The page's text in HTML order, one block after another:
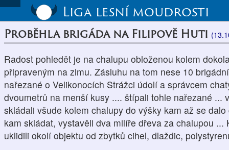
Liga lesní moudrosti
Proběhla brigáda na Filipově Huti
Radost pohledět je na chalupu obloženou kolem
připraveným na zimu. Zásluhu na tom nese 10
nařezané o Velikonocích Strážci údolí a správcem
dvoumetrů na menší kusy .... štípali tohle nařezané ...
skládali všude kolem chalupy do výšky kam až se
kam skládat, vystavěli dva milíře dřeva za chalupou ...
uklidili okolí objektu od zbytků cihel, dlaždic,